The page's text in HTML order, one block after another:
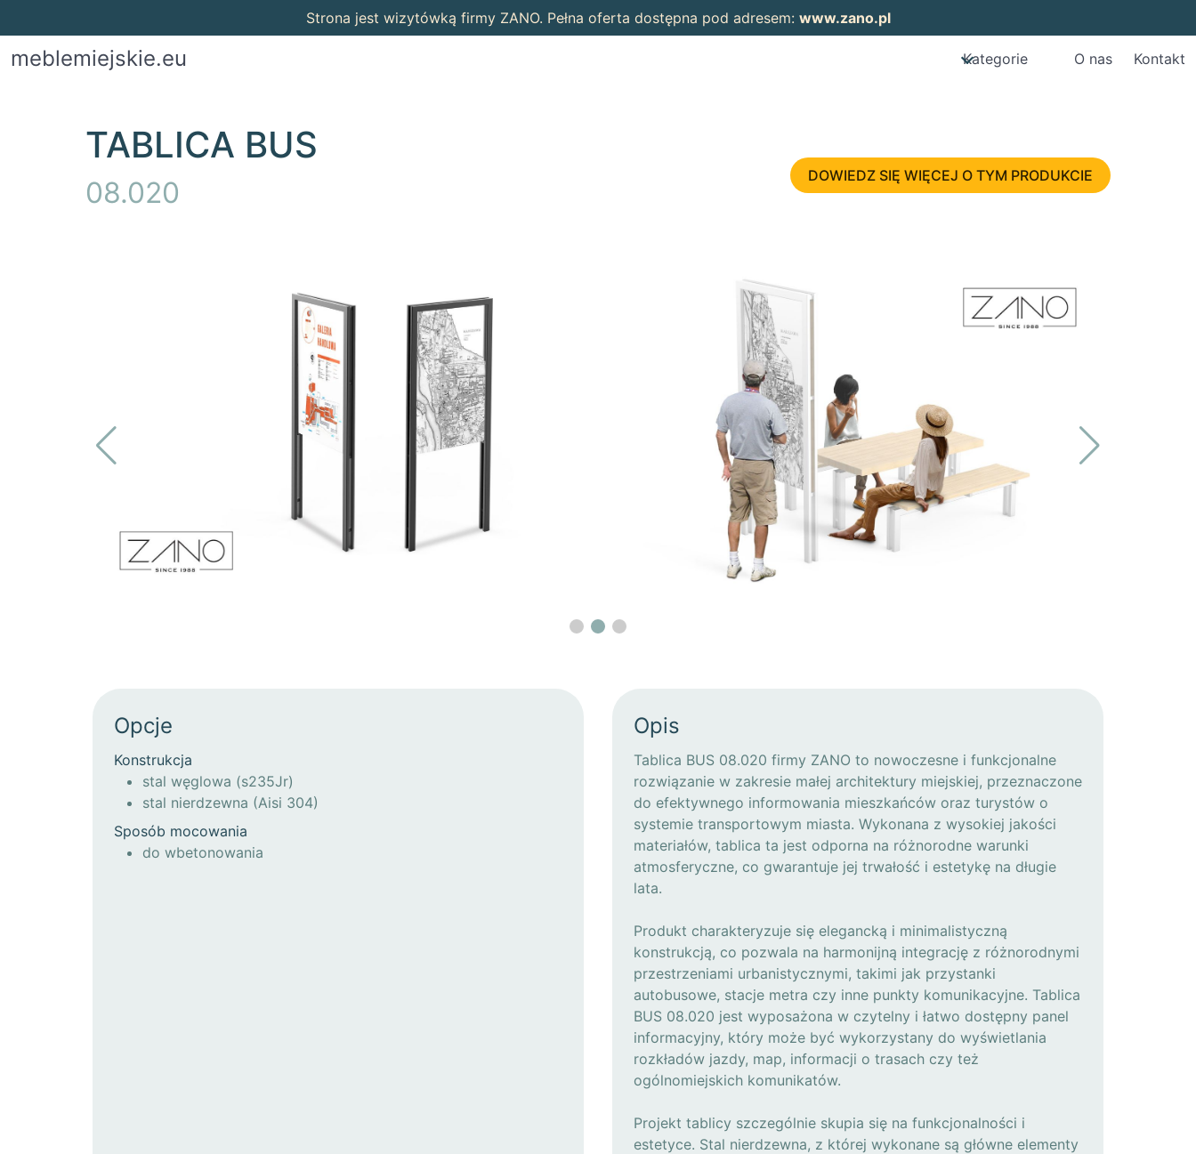
Strona jest wizytówką firmy ZANO. Pełna oferta dostępna pod adresem: www.zano.pl
meblemiejskie.eu Kategorie O nas Kontakt
TABLICA BUS
08.020
DOWIEDZ SIĘ WIĘCEJ O TYM PRODUKCIE
Opcje
Konstrukcja
stal węglowa (s235Jr)
stal nierdzewna (Aisi 304)
Sposób mocowania
do wbetonowania
Opis
Tablica BUS 08.020 firmy ZANO to nowoczesne i funkcjonalne
rozwiązanie w zakresie małej architektury miejskiej, przeznaczone
do efektywnego informowania mieszkańców oraz turystów o
systemie transportowym miasta. Wykonana z wysokiej jakości
materiałów, tablica ta jest odporna na różnorodne warunki
atmosferyczne, co gwarantuje jej trwałość i estetykę na długie
lata.
Produkt charakteryzuje się elegancką i minimalistyczną
konstrukcją, co pozwala na harmonijną integrację z różnorodnymi
przestrzeniami urbanistycznymi, takimi jak przystanki
autobusowe, stacje metra czy inne punkty komunikacyjne. Tablica
BUS 08.020 jest wyposażona w czytelny i łatwo dostępny panel
informacyjny, który może być wykorzystany do wyświetlania
rozkładów jazdy, map, informacji o trasach czy też
ogólnomiejskich komunikatów.
Projekt tablicy szczególnie skupia się na funkcjonalności i
estetyce. Stal nierdzewna, z której wykonane są główne elementy